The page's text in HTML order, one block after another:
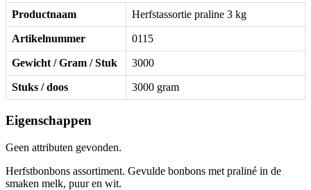
Productnaam Herfstassortie praline 3 kg
Artikelnummer 0115
Gewicht / Gram / Stuk 3000
Stuks / doos 3000 gram
Eigenschappen
Geen attributen gevonden.
Herfstbonbons assortiment. Gevulde bonbons met praliné in de
smaken melk, puur en wit.